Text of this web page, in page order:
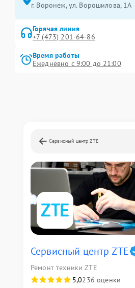
г. Воронеж, ул. Ворошилова, 1А
Горячая линия
+7 (473) 201-64-86
Время работы
Ежедневно с 9:00 до 21:00
Сервисный центр ZTE
Сервисный центр ZTE
Ремонт техники ZTE
5,0236 оценки